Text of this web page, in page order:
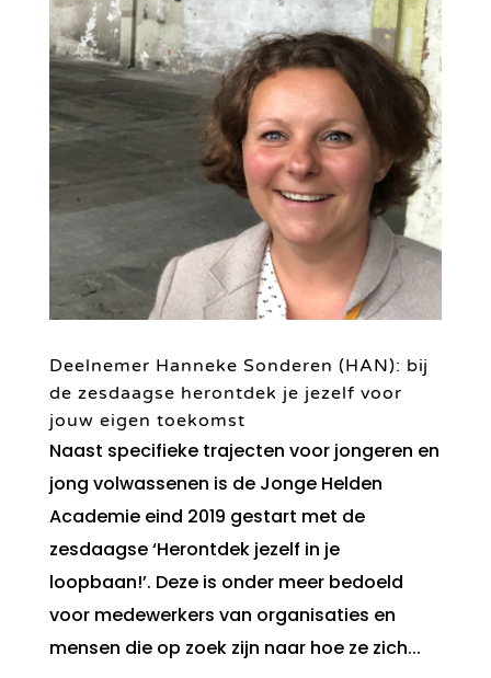
Deelnemer Hanneke Sonderen (HAN): bij
de zesdaagse herontdek je jezelf voor
jouw eigen toekomst
Naast specifieke trajecten voor jongeren en
jong volwassenen is de Jonge Helden
Academie eind 2019 gestart met de
zesdaagse ‘Herontdek jezelf in je
loopbaan!’. Deze is onder meer bedoeld
voor medewerkers van organisaties en
mensen die op zoek zijn naar hoe ze zich...